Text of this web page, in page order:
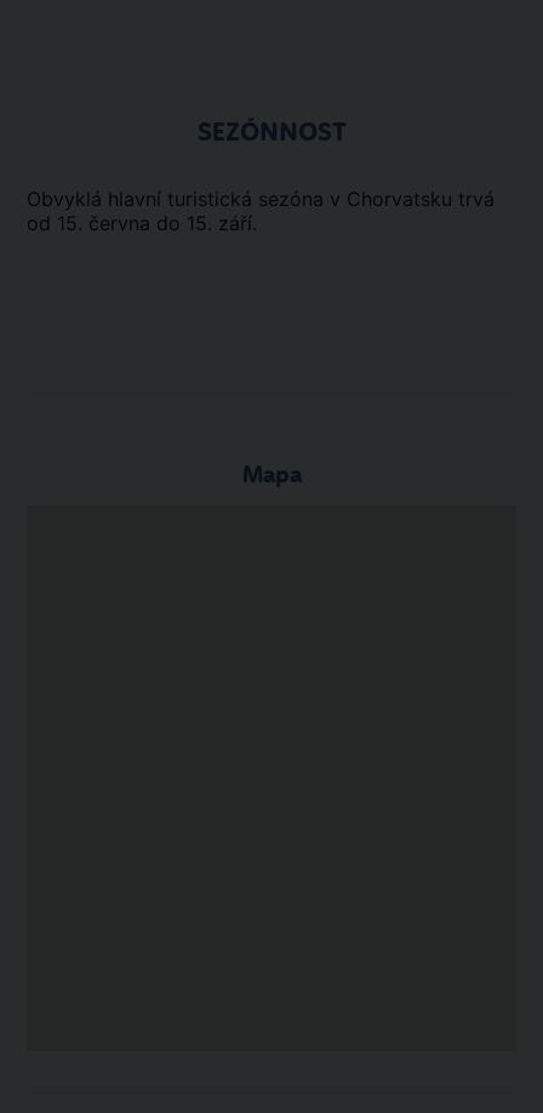
SEZÓNNOST
Obvyklá hlavní turistická sezóna v Chorvatsku trvá
od 15. června do 15. září.
Mapa